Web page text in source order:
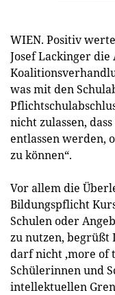
WIEN. Positiv
Josef Lackinger
was mit den
nicht zulassen,
entlassen werden,
zu können“.
Vor allem die
Bildungspflicht
Schulen oder
zu nutzen, begrüßt
darf nicht ‚more of
Schülerinnen und
intellektuellen